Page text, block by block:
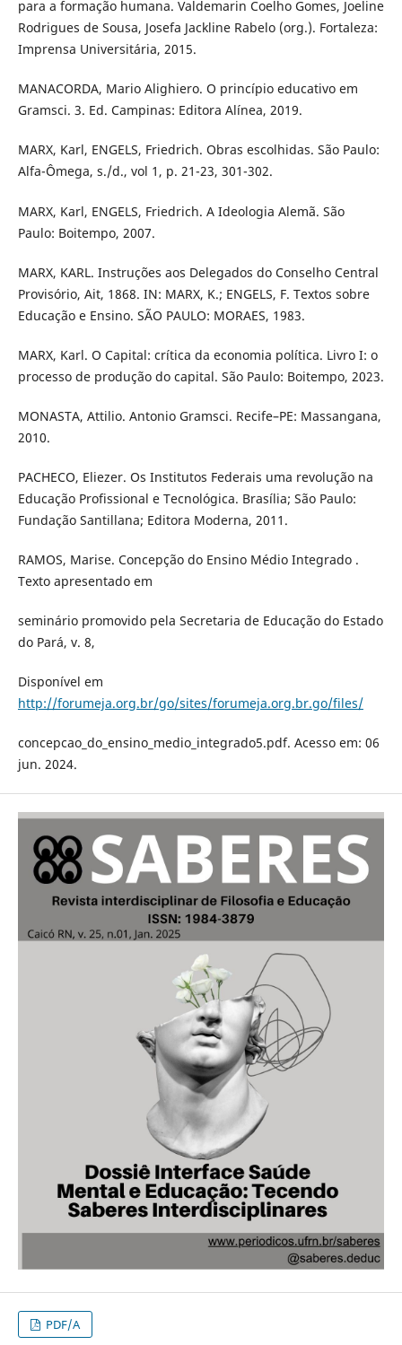
para a formação humana. Valdemarin Coelho Gomes, Joeline
Rodrigues de Sousa, Josefa Jackline Rabelo (org.). Fortaleza:
Imprensa Universitária, 2015.
MANACORDA, Mario Alighiero. O princípio educativo em
Gramsci. 3. Ed. Campinas: Editora Alínea, 2019.
MARX, Karl, ENGELS, Friedrich. Obras escolhidas. São Paulo:
Alfa-Ômega, s./d., vol 1, p. 21-23, 301-302.
MARX, Karl, ENGELS, Friedrich. A Ideologia Alemã. São
Paulo: Boitempo, 2007.
MARX, KARL. Instruções aos Delegados do Conselho Central
Provisório, Ait, 1868. IN: MARX, K.; ENGELS, F. Textos sobre
Educação e Ensino. SÃO PAULO: MORAES, 1983.
MARX, Karl. O Capital: crítica da economia política. Livro I: o
processo de produção do capital. São Paulo: Boitempo, 2023.
MONASTA, Attilio. Antonio Gramsci. Recife–PE: Massangana,
2010.
PACHECO, Eliezer. Os Institutos Federais uma revolução na
Educação Profissional e Tecnológica. Brasília; São Paulo:
Fundação Santillana; Editora Moderna, 2011.
RAMOS, Marise. Concepção do Ensino Médio Integrado .
Texto apresentado em
seminário promovido pela Secretaria de Educação do Estado
do Pará, v. 8,
Disponível em
http://forumeja.org.br/go/sites/forumeja.org.br.go/files/
concepcao_do_ensino_medio_integrado5.pdf. Acesso em: 06
jun. 2024.
PDF/A